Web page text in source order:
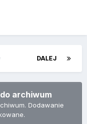
DALEJ
archiwum
Dodawanie